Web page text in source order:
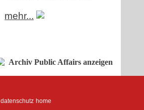
mehr...
Archiv Public Affairs anzeigen
datenschutz home